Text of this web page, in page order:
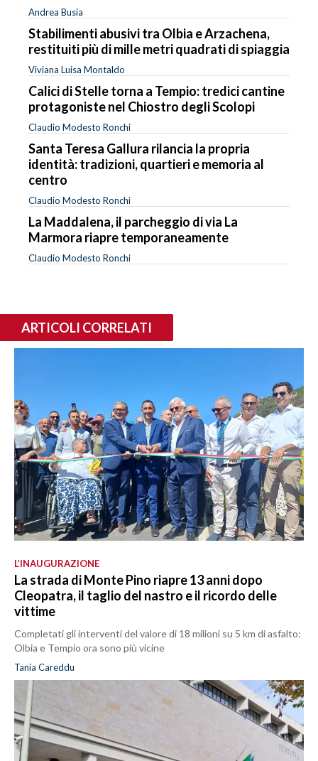
Andrea Busia
Stabilimenti abusivi tra Olbia e Arzachena,
restituiti più di mille metri quadrati di spiaggia
Viviana Luisa Montaldo
Calici di Stelle torna a Tempio: tredici cantine
protagoniste nel Chiostro degli Scolopi
Claudio Modesto Ronchi
Santa Teresa Gallura rilancia la propria
identità: tradizioni, quartieri e memoria al
centro
Claudio Modesto Ronchi
La Maddalena, il parcheggio di via La
Marmora riapre temporaneamente
Claudio Modesto Ronchi
ARTICOLI CORRELATI
L’INAUGURAZIONE
La strada di Monte Pino riapre 13 anni dopo
Cleopatra, il taglio del nastro e il ricordo delle
vittime
Completati gli interventi del valore di 18 milioni su 5 km di asfalto:
Olbia e Tempio ora sono più vicine
Tania Careddu